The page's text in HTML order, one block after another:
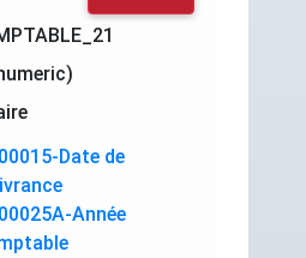
Date de
Année